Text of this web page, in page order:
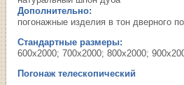
Дополнительно:
погонажные изделия в тон дверного
Стандартные размеры:
600х2000; 700х2000; 800х2000;
Погонаж телескопический